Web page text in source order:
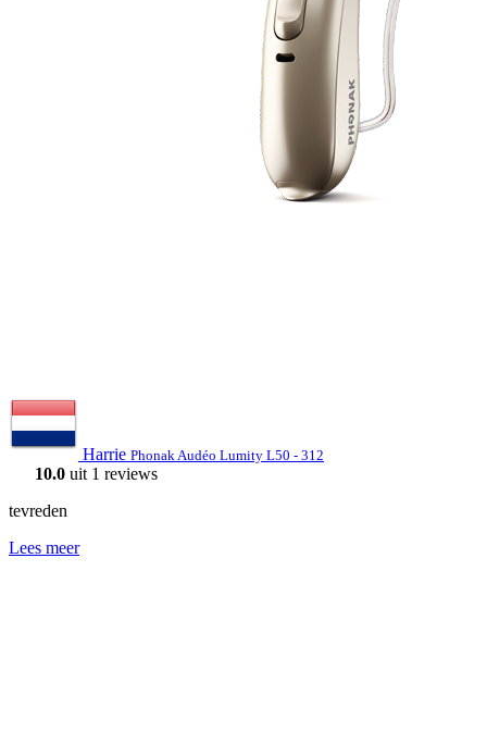
Harrie Phonak Audéo Lumity L50 - 312
10.0 uit 1 reviews
tevreden
Lees meer